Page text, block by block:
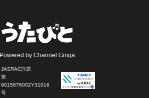
Powered by Channel Ginga
JASRAC許諾
第
9015876002Y31016
号